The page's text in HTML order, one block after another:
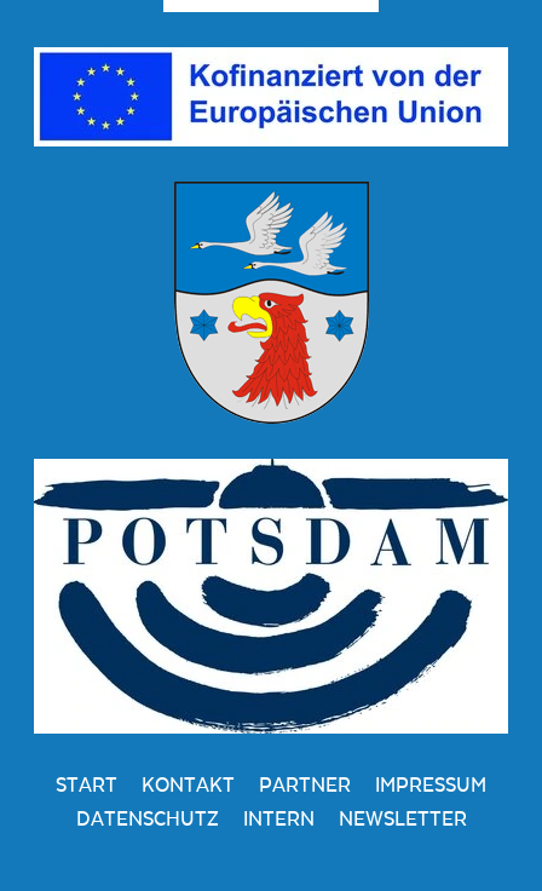
START KONTAKT PARTNER
IMPRESSUM
DATENSCHUTZ
INTERN NEWSLETTER